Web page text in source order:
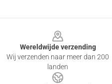
Wereldwijde verzending
Wij verzenden naar meer dan 200
landen